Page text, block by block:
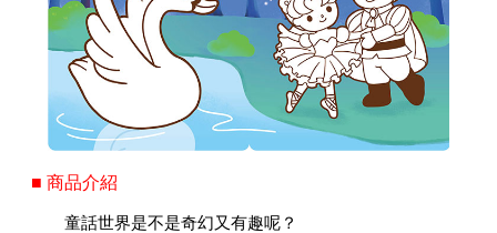
■ 商品介紹
童話世界是不是奇幻又有趣呢？